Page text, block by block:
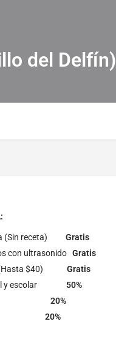
del Delfín)
(Sin receta) Gratis
con ultrasonido Gratis
(Hasta $40) Gratis
y escolar
50%
20%
20%